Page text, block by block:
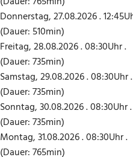
Donnerstag, 27.08.2026 .
(Dauer: 510min)
Freitag, 28.08.2026 . 08:30Uhr .
(Dauer: 735min)
Samstag, 29.08.2026 . 08:30Uhr .
(Dauer: 735min)
Sonntag, 30.08.2026 . 08:30Uhr .
(Dauer: 735min)
Montag, 31.08.2026 . 08:30Uhr .
(Dauer: 765min)